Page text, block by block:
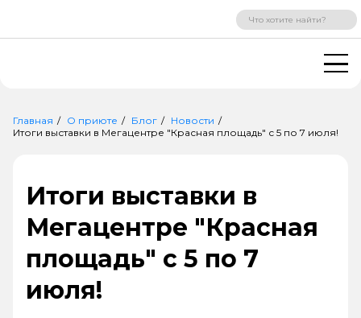
ВХОД РЕГИСТРАЦИЯ
Главная О приюте Блог
Новости
Итоги выставки в Мегацентре "Красная площадь" с 5 по 7 июля!
Итоги выставки в
Мегацентре "Красная
площадь" с 5 по 7
июля!